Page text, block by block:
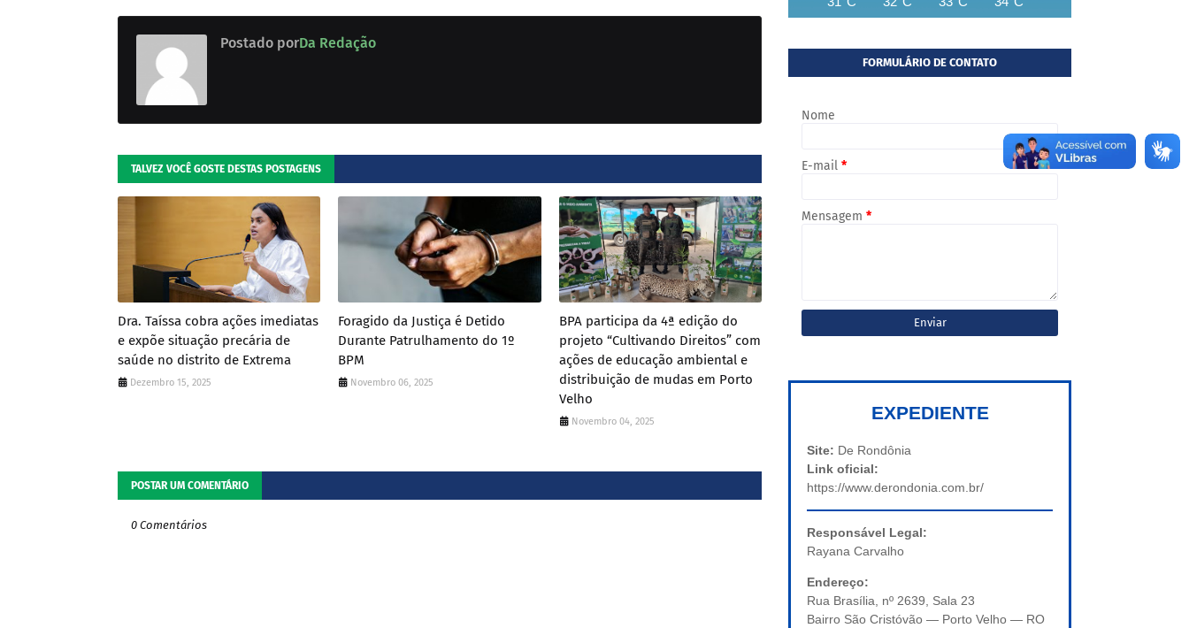
Postado porDa Redação
TALVEZ VOCÊ GOSTE DESTAS POSTAGENS
Dra. Taíssa cobra ações imediatas
e expõe situação precária de
saúde no distrito de Extrema
Dezembro 15, 2025
Foragido da Justiça é Detido
Durante Patrulhamento do 1º
BPM
Novembro 06, 2025
BPA participa da 4ª edição do
projeto “Cultivando Direitos” com
ações de educação ambiental e
distribuição de mudas em Porto
Velho
Novembro 04, 2025
POSTAR UM COMENTÁRIO
0 Comentários
FORMULÁRIO DE CONTATO
Nome
E-mail *
Mensagem *
EXPEDIENTE
Site: De Rondônia
Link oficial:
https://www.derondonia.com.br/
Responsável Legal:
Rayana Carvalho
Endereço:
Rua Brasília, nº 2639, Sala 23
Bairro São Cristóvão — Porto Velho — RO